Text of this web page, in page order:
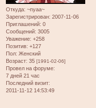
Откуда: ~nyaa~
Зарегистрирован: 2007-11-06
Приглашений: 0
Сообщений: 3005
Уважение: +258
Позитив: +127
Пол: Женский
Возраст: 35 [1991-02-06]
Провел на форуме:
7 дней 21 час
Последний визит:
2011-11-12 14:53:49